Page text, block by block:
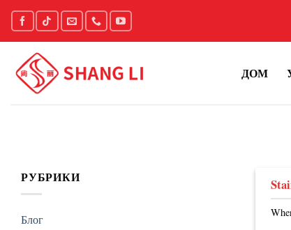
Skip
content
ДОМ
РУБРИКИ
Блог